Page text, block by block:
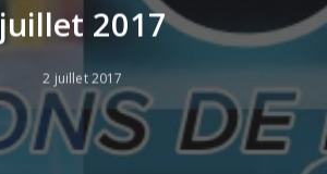
juillet 2017
2 juillet 2017